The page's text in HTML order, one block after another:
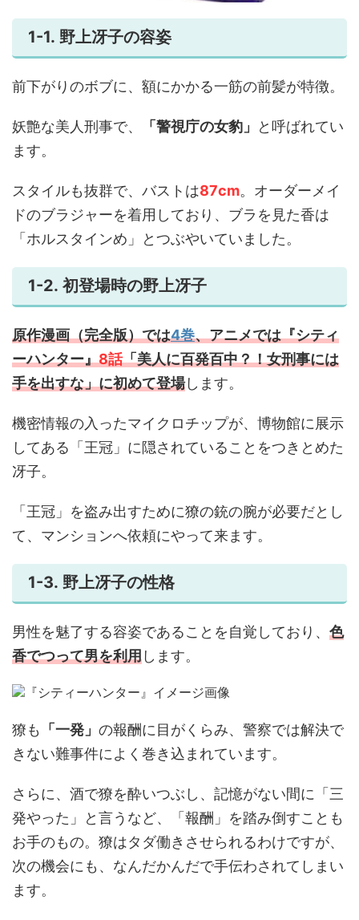
1-1. 野上冴子の容姿
前下がりのボブに、額にかかる一筋の前髪が特徴。
妖艶な美人刑事で、 「警視庁の女豹」
と呼ばれてい
ます。
スタイルも抜群で、バストは87cm。オーダーメイ
ドのブラジャーを着用しており、ブラを見た香は
「ホルスタインめ」とつぶやいていました。
1-2. 初登場時の野上冴子
原作漫画（完全版）では4巻、アニメでは『シティ
ーハンター』8話「美人に百発百中？！女刑事には
手を出すな」に初めて登場します。
機密情報の入ったマイクロチップが、博物館に展示
してある「王冠」に隠されていることをつきとめた
冴子。
「王冠」を盗み出すために獠の銃の腕が必要だとし
て、マンションへ依頼にやって来ます。
1-3. 野上冴子の性格
男性を魅了する容姿であることを自覚しており、 色
香でつって男を利用します。
獠も 「一発」 の報酬に目がくらみ、警察では解決で
きない難事件によく巻き込まれています。
さらに、酒で獠を酔いつぶし、記憶がない間に「三
発やった」と言うなど、「報酬」を踏み倒すことも
お手のもの。獠はタダ働きさせられるわけですが、
次の機会にも、なんだかんだで手伝わされてしまい
ます。